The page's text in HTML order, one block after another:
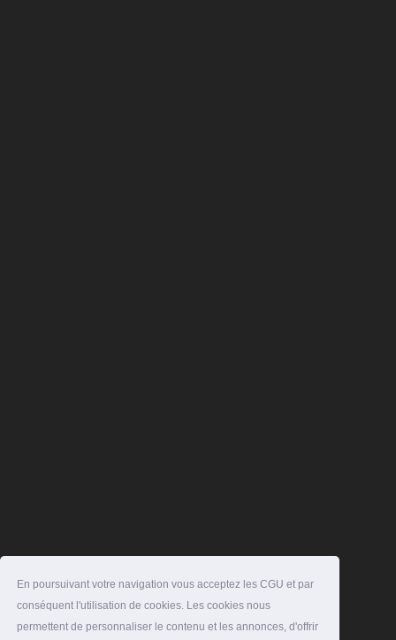
En poursuivant votre navigation vous acceptez les CGU et par
conséquent l'utilisation de cookies. Les cookies nous
permettent de personnaliser le contenu et les annonces, d'offrir